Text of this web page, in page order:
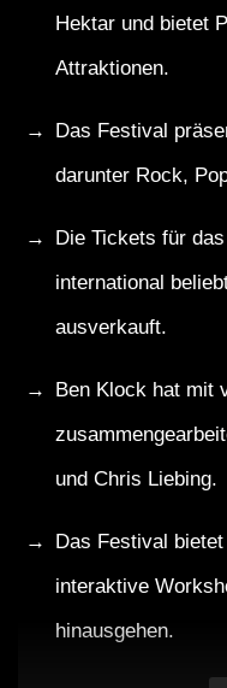
Hektar und bietet
Attraktionen.
Das Festival
darunter Rock,
Die Tickets für
international
ausverkauft.
Ben Klock hat mit
und Chris Liebing.
Das Festival
interaktive
hinausgehen.